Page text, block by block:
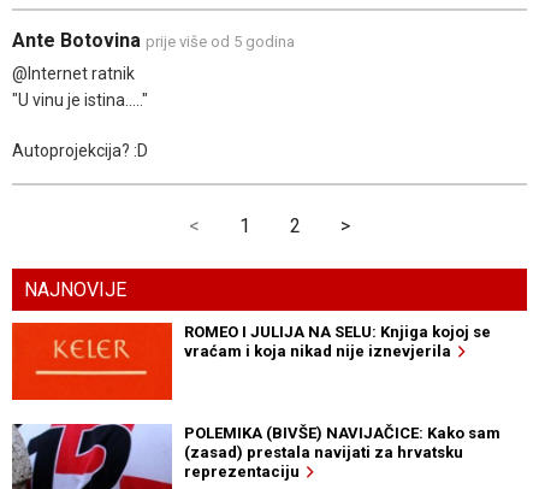
Ante Botovina prije više od 5 godina
@Internet ratnik
"U vinu je istina....."
Autoprojekcija? :D
< 1 2 >
NAJNOVIJE
ROMEO I JULIJA NA SELU: Knjiga kojoj se
vraćam i koja nikad nije iznevjerila
POLEMIKA (BIVŠE) NAVIJAČICE: Kako sam
(zasad) prestala navijati za hrvatsku
reprezentaciju